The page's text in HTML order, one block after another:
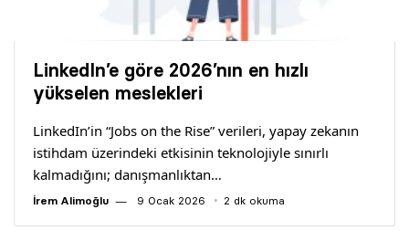
LinkedIn’e göre 2026’nın en hızlı
yükselen meslekleri
LinkedIn’in “Jobs on the Rise” verileri, yapay zekanın
istihdam üzerindeki etkisinin teknolojiyle sınırlı
kalmadığını; danışmanlıktan…
İrem Alimoğlu 9 Ocak 2026 2 dk okuma
Kariyer
Yazarlar
Araştırma